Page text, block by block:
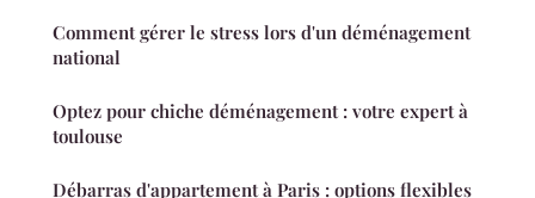
Comment gérer le stress lors d'un déménagement
national
Optez pour chiche déménagement : votre expert à
toulouse
Débarras d'appartement à Paris : options flexibles